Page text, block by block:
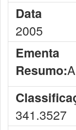
Data
2005
Ementa
Resumo:
341.3527